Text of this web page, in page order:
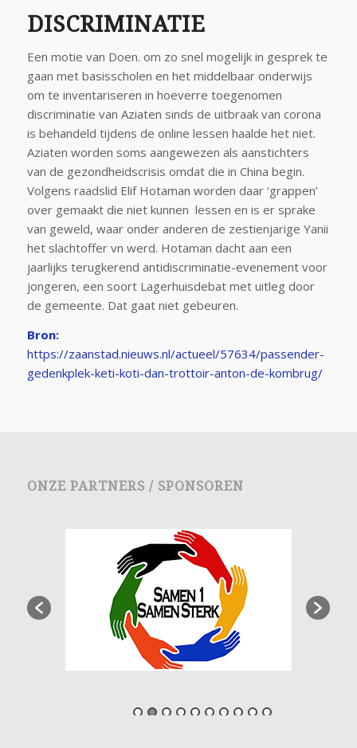
DISCRIMINATIE
Een motie van Doen. om zo snel mogelijk in gesprek te
gaan met basisscholen en het middelbaar onderwijs
om te inventariseren in hoeverre toegenomen
discriminatie van Aziaten sinds de uitbraak van corona
is behandeld tijdens de online lessen haalde het niet.
Aziaten worden soms aangewezen als aanstichters
van de gezondheidscrisis omdat die in China begin.
Volgens raadslid Elif Hotaman worden daar ‘grappen’
over gemaakt die niet kunnen lessen en is er sprake
van geweld, waar onder anderen de zestienjarige Yanii
het slachtoffer vn werd. Hotaman dacht aan een
jaarlijks terugkerend antidiscriminatie-evenement voor
jongeren, een soort Lagerhuisdebat met uitleg door
de gemeente. Dat gaat niet gebeuren.
Bron:
https://zaanstad.nieuws.nl/actueel/57634/passender-
gedenkplek-keti-koti-dan-trottoir-anton-de-kombrug/
ONZE PARTNERS / SPONSOREN